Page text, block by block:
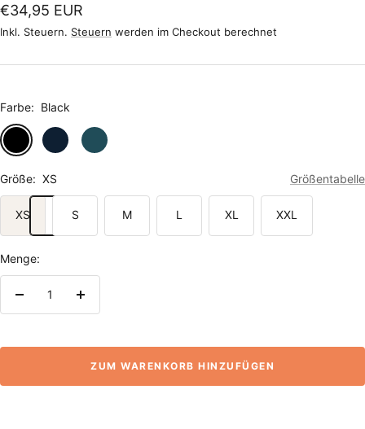
Angebotspreis
€34,95 EUR
Inkl. Steuern. Steuern werden im Checkout berechnet
Farbe: Black
Black
French
Navy
Stargazer
Größe: XS Größentabelle
XS S M L XL XXL
Menge:
Menge
Menge
ZUM WARENKORB HINZUFÜGEN